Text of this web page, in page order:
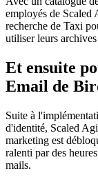
employés de Scaled
recherche de Taxi
utiliser leurs
Et ensuite
Email de
Suite à
d'identité, Scaled
marketing est
ralenti par des
mails.